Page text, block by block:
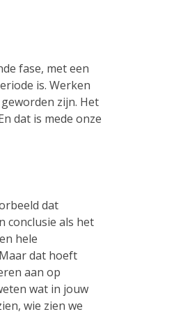
fase, met een
is. Werken
zijn. Het
dat is mede onze
dat
conclusie als het
hele
dat hoeft
aan op
wat in jouw
wie zien we